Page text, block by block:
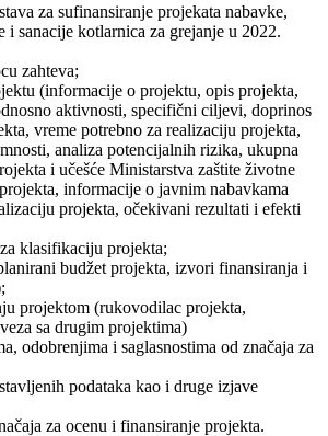
za sufinansiranje projekata nabavke,
i sanacije kotlarnica za grejanje u 2022.
zahteva;
(informacije o projektu, opis projekta,
aktivnosti, specifični ciljevi, doprinos
vreme potrebno za realizaciju projekta,
analiza potencijalnih rizika, ukupna
i učešće Ministarstva zaštite životne
informacije o javnim nabavkama
projekta, očekivani rezultati i efekti
klasifikaciju projekta;
budžet projekta, izvori finansiranja i
projektom (rukovodilac projekta,
sa drugim projektima)
odobrenjima i saglasnostima od značaja za
podataka kao i druge izjave
za ocenu i finansiranje projekta.